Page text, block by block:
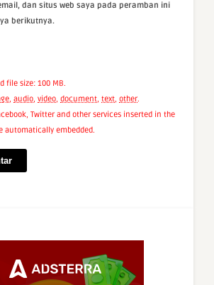
dan situs web saya pada peramban ini
berikutnya.
file size: 100 MB.
, audio, video, document, text, other.
Twitter and other services inserted in the
automatically embedded.